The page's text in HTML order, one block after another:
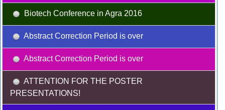
Biotech Conference in Agra 2016
Abstract Correction Period is over
Abstract Correction Period is over
ATTENTION FOR THE POSTER
PRESENTATIONS!